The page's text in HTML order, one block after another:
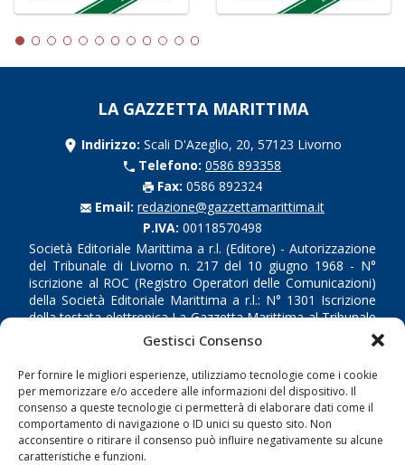
Gestisci Consenso
Per fornire le migliori esperienze, utilizziamo tecnologie come i cookie
per memorizzare e/o accedere alle informazioni del dispositivo. Il
consenso a queste tecnologie ci permetterà di elaborare dati come il
comportamento di navigazione o ID unici su questo sito. Non
acconsentire o ritirare il consenso può influire negativamente su alcune
caratteristiche e funzioni.
LA GAZZETTA MARITTIMA
Indirizzo: Scali D'Azeglio, 20, 57123 Livorno
Telefono: 0586 893358
Fax: 0586 892324
Email: redazione@gazzettamarittima.it
P.IVA: 00118570498
Società Editoriale Marittima a r.l. (Editore) - Autorizzazione
del Tribunale di Livorno n. 217 del 10 giugno 1968 - N°
iscrizione al ROC (Registro Operatori delle Comunicazioni)
della Società Editoriale Marittima a r.l.: N° 1301 Iscrizione
della testata elettronica La Gazzetta Marittima al Tribunale
di Livorno del 15/09/2010.
LINK
Shipping
Porti/Interporti